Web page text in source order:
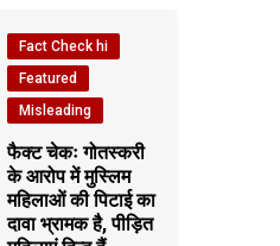
Fact Check hi
Featured
Misleading
फैक्ट चेकः गोतस्करी
के आरोप में मुस्लिम
महिलाओं की पिटाई का
दावा भ्रामक है, पीड़ित